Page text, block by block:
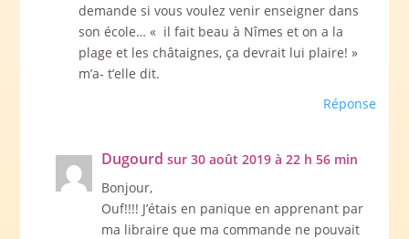
demande si vous voulez venir enseigner dans
son école… « il fait beau à Nîmes et on a la
plage et les châtaignes, ça devrait lui plaire! »
m’a- t’elle dit.
Réponse
Dugourd sur 30 août 2019 à 22 h 56 min
Bonjour,
Ouf!!!! J’étais en panique en apprenant par
ma libraire que ma commande ne pouvait